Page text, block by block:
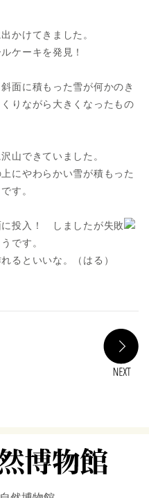
かけてきました。
ケーキを発見！
面に積もった雪が何かのき
りながら大きくなったもの
山できていました。
にやわらかい雪が積もった
す。
に投入！ しましたが失敗
です。
るといいな。（はる）